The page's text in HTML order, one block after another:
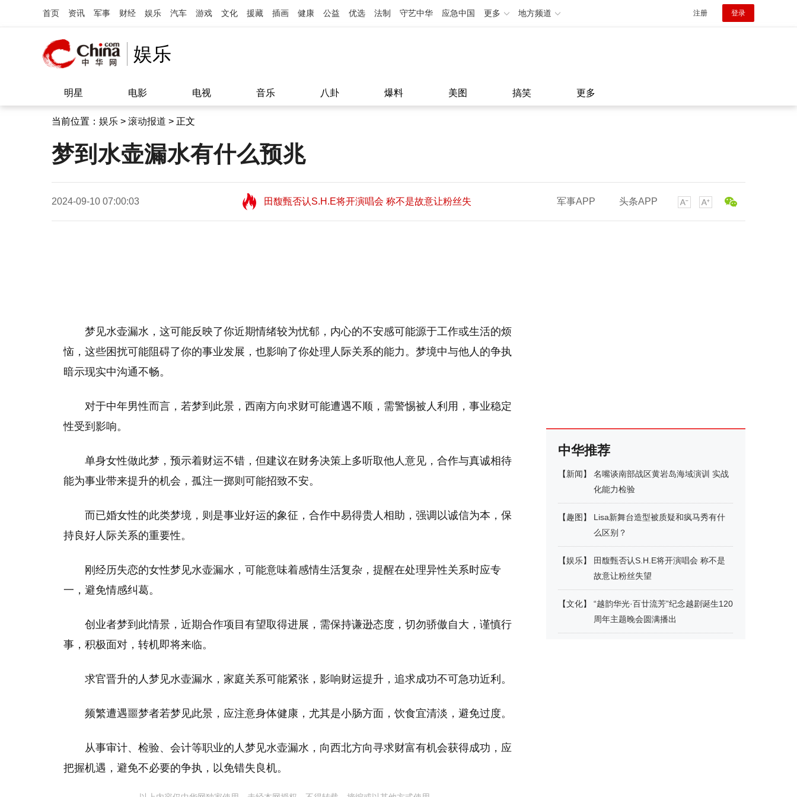
首页 资讯 军事 财经 娱乐 汽车 游戏 文化 援藏 插画 健康 公益 优选 法制 守艺中华 应急中国 更多 地方频道 注册 登录
娱乐
明星 电影 电视 音乐 八卦 爆料 美图 搞笑 更多
当前位置： 娱乐 > 滚动报道 > 正文
梦到水壶漏水有什么预兆
2024-09-10 07:00:03
田馥甄否认S.H.E将开演唱会 称不是故意让粉丝失
军事APP 头条APP
梦见水壶漏水，这可能反映了你近期情绪较为忧郁，内心的不安感可能源于工作或生活的烦
恼，这些困扰可能阻碍了你的事业发展，也影响了你处理人际关系的能力。梦境中与他人的争执
暗示现实中沟通不畅。
对于中年男性而言，若梦到此景，西南方向求财可能遭遇不顺，需警惕被人利用，事业稳定
性受到影响。
单身女性做此梦，预示着财运不错，但建议在财务决策上多听取他人意见，合作与真诚相待
能为事业带来提升的机会，孤注一掷则可能招致不安。
而已婚女性的此类梦境，则是事业好运的象征，合作中易得贵人相助，强调以诚信为本，保
持良好人际关系的重要性。
刚经历失恋的女性梦见水壶漏水，可能意味着感情生活复杂，提醒在处理异性关系时应专
一，避免情感纠葛。
创业者梦到此情景，近期合作项目有望取得进展，需保持谦逊态度，切勿骄傲自大，谨慎行
事，积极面对，转机即将来临。
求官晋升的人梦见水壶漏水，家庭关系可能紧张，影响财运提升，追求成功不可急功近利。
频繁遭遇噩梦者若梦见此景，应注意身体健康，尤其是小肠方面，饮食宜清淡，避免过度。
从事审计、检验、会计等职业的人梦见水壶漏水，向西北方向寻求财富有机会获得成功，应
把握机遇，避免不必要的争执，以免错失良机。
中华推荐
【新闻】
名嘴谈南部战区黄岩岛海域演训 实战
化能力检验
【趣图 】
Lisa新舞台造型被质疑和疯马秀有什
么区别？
【娱乐】
田馥甄否认S.H.E将开演唱会 称不是
故意让粉丝失望
【文化】
“越韵华光·百廿流芳”纪念越剧诞生120
周年主题晚会圆满播出